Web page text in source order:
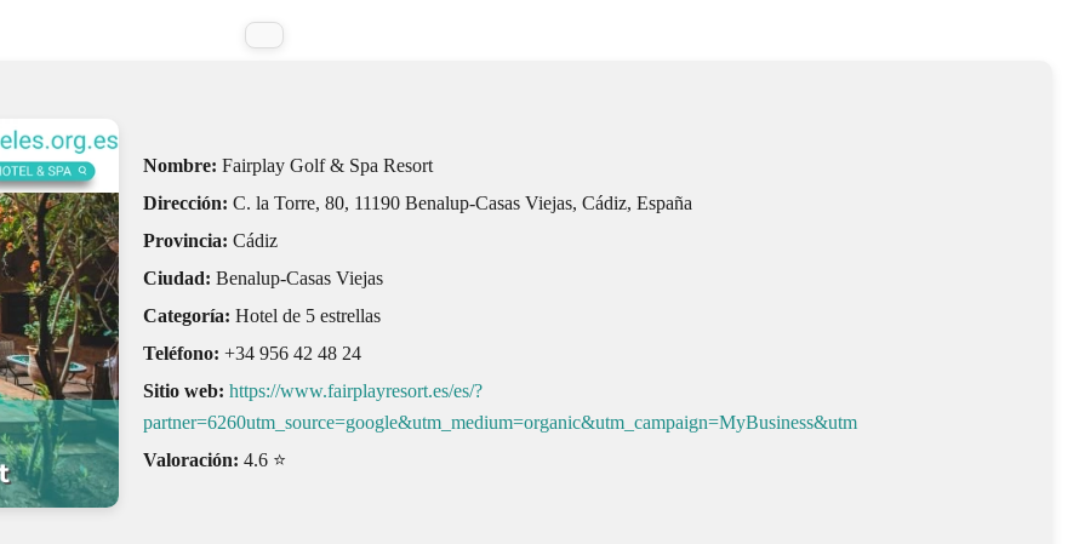
Nombre: Fairplay Golf & Spa Resort
Dirección: C. la Torre, 80, 11190 Benalup-Casas Viejas, Cádiz, España
Provincia: Cádiz
Ciudad: Benalup-Casas Viejas
Categoría: Hotel de 5 estrellas
Teléfono: +34 956 42 48 24
Sitio web: https://www.fairplayresort.es/es/?
partner=6260utm_source=google&utm_medium=organic&utm_campaign=MyBusiness&utm
Valoración: 4.6 ⭐